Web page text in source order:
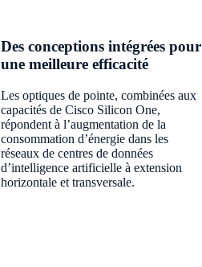
Des conceptions intégrées pour
une meilleure efficacité
Les optiques de pointe, combinées aux
capacités de Cisco Silicon One,
répondent à l’augmentation de la
consommation d’énergie dans les
réseaux de centres de données
d’intelligence artificielle à extension
horizontale et transversale.